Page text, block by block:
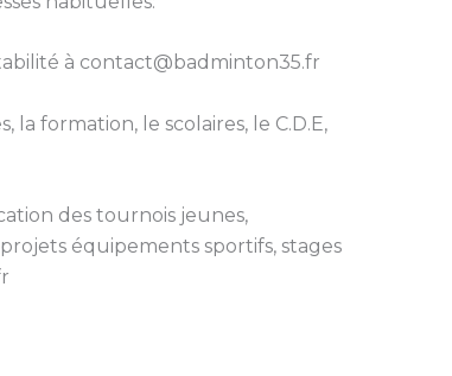
à contact@badminton35.fr
formation, le scolaires, le C.D.E,
des tournois jeunes,
équipements sportifs, stages